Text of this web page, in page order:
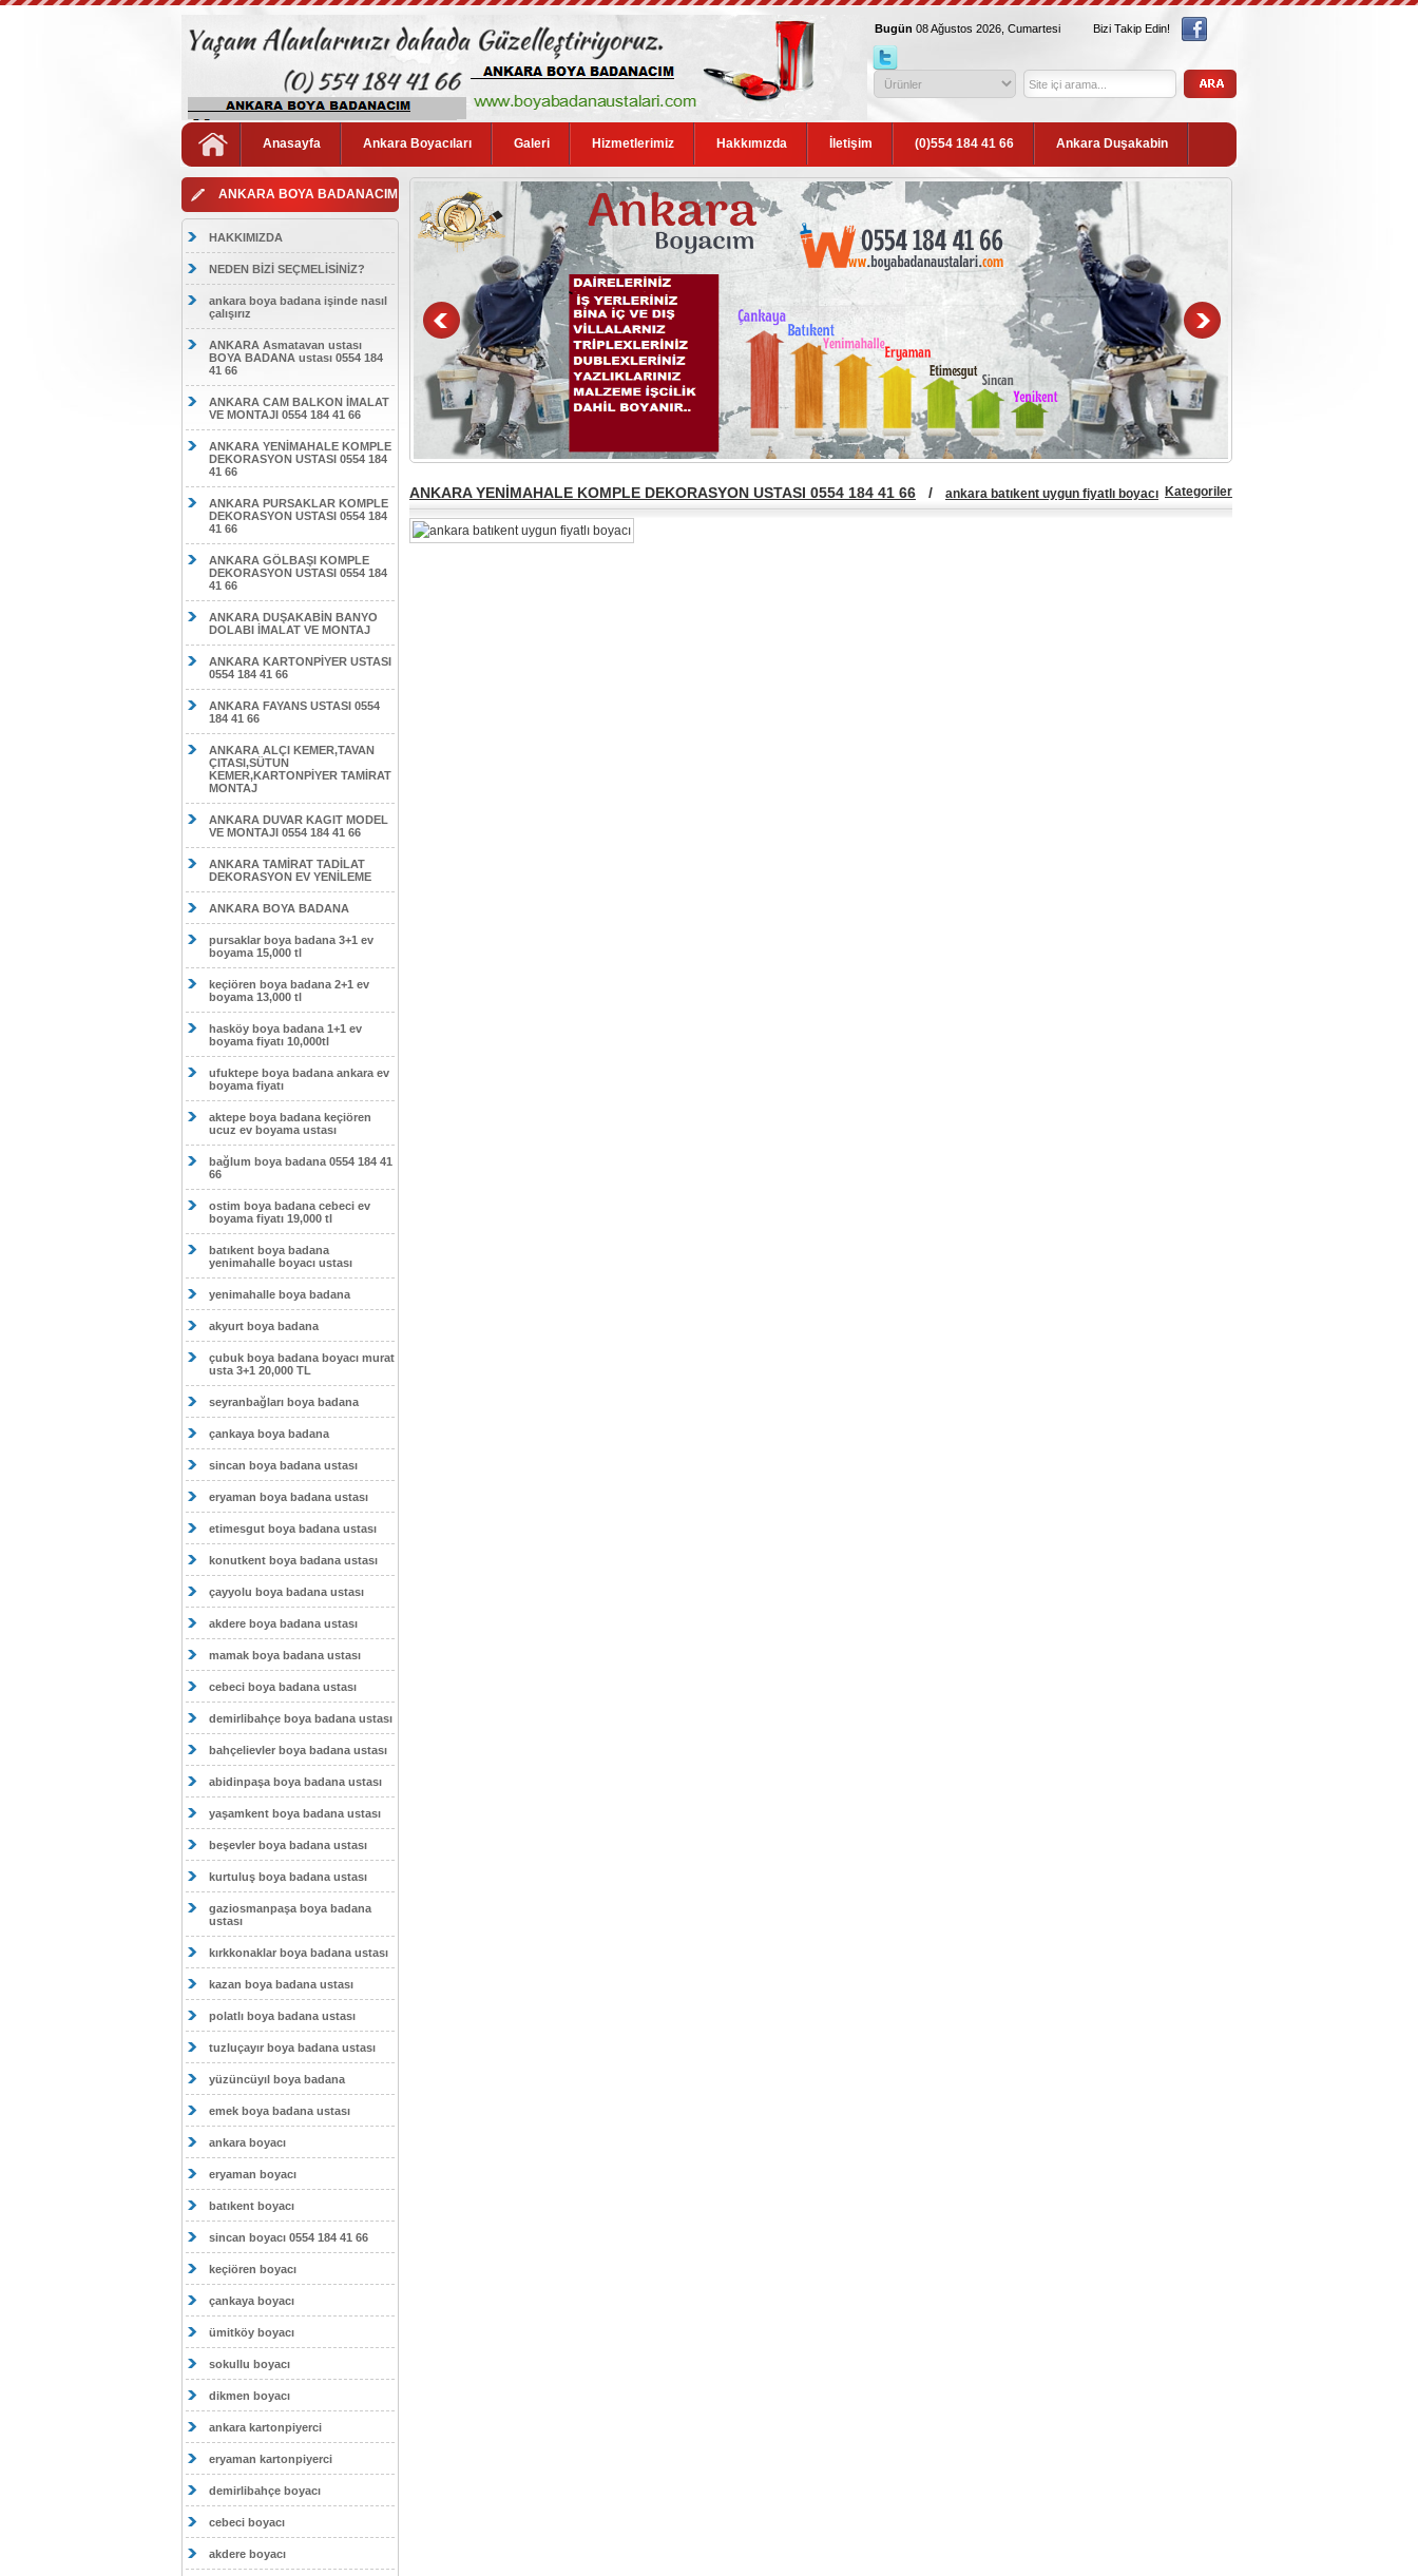
Bugün 08 Ağustos 2026, Cumartesi Bizi Takip Edin!
Anasayfa Ankara Boyacıları Galeri Hizmetlerimiz Hakkımızda İletişim (0)554 184 41 66 Ankara Duşakabin
ANKARA BOYA BADANACIM
HAKKIMIZDA
NEDEN BİZİ SEÇMELİSİNİZ?
ankara boya badana işinde nasıl
çalışırız
ANKARA Asmatavan ustası
BOYA BADANA ustası 0554 184
41 66
ANKARA CAM BALKON İMALAT
VE MONTAJI 0554 184 41 66
ANKARA YENİMAHALE KOMPLE
DEKORASYON USTASI 0554 184
41 66
ANKARA PURSAKLAR KOMPLE
DEKORASYON USTASI 0554 184
41 66
ANKARA GÖLBAŞI KOMPLE
DEKORASYON USTASI 0554 184
41 66
ANKARA DUŞAKABİN BANYO
DOLABI İMALAT VE MONTAJ
ANKARA KARTONPİYER USTASI
0554 184 41 66
ANKARA FAYANS USTASI 0554
184 41 66
ANKARA ALÇI KEMER,TAVAN
ÇITASI,SÜTUN
KEMER,KARTONPİYER TAMİRAT
MONTAJ
ANKARA DUVAR KAGIT MODEL
VE MONTAJI 0554 184 41 66
ANKARA TAMİRAT TADİLAT
DEKORASYON EV YENİLEME
ANKARA BOYA BADANA
pursaklar boya badana 3+1 ev
boyama 15,000 tl
keçiören boya badana 2+1 ev
boyama 13,000 tl
hasköy boya badana 1+1 ev
boyama fiyatı 10,000tl
ufuktepe boya badana ankara ev
boyama fiyatı
aktepe boya badana keçiören
ucuz ev boyama ustası
bağlum boya badana 0554 184 41
66
ostim boya badana cebeci ev
boyama fiyatı 19,000 tl
batıkent boya badana
yenimahalle boyacı ustası
yenimahalle boya badana
akyurt boya badana
çubuk boya badana boyacı murat
usta 3+1 20,000 TL
seyranbağları boya badana
çankaya boya badana
sincan boya badana ustası
eryaman boya badana ustası
etimesgut boya badana ustası
konutkent boya badana ustası
çayyolu boya badana ustası
akdere boya badana ustası
mamak boya badana ustası
cebeci boya badana ustası
demirlibahçe boya badana ustası
bahçelievler boya badana ustası
abidinpaşa boya badana ustası
yaşamkent boya badana ustası
beşevler boya badana ustası
kurtuluş boya badana ustası
gaziosmanpaşa boya badana
ustası
kırkkonaklar boya badana ustası
kazan boya badana ustası
polatlı boya badana ustası
tuzluçayır boya badana ustası
yüzüncüyıl boya badana
emek boya badana ustası
ankara boyacı
eryaman boyacı
batıkent boyacı
sincan boyacı 0554 184 41 66
keçiören boyacı
çankaya boyacı
ümitköy boyacı
sokullu boyacı
dikmen boyacı
ankara kartonpiyerci
eryaman kartonpiyerci
demirlibahçe boyacı
cebeci boyacı
akdere boyacı
ANKARA YENİMAHALE KOMPLE DEKORASYON USTASI 0554 184 41 66 / ankara batıkent uygun fiyatlı boyacı Kategoriler